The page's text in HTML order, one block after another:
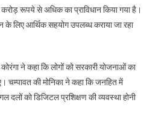
रूपये से अधिक का प्राविधान किया गया है।
लिए आर्थिक सहयोग उपलब्ध कराया जा रहा
ने कहा कि लोगों को सरकारी योजनाओं का
चम्पावत की मोनिका ने कहा कि जनहित में
दलों को डिजिटल प्रशिक्षण की व्यवस्था होनी